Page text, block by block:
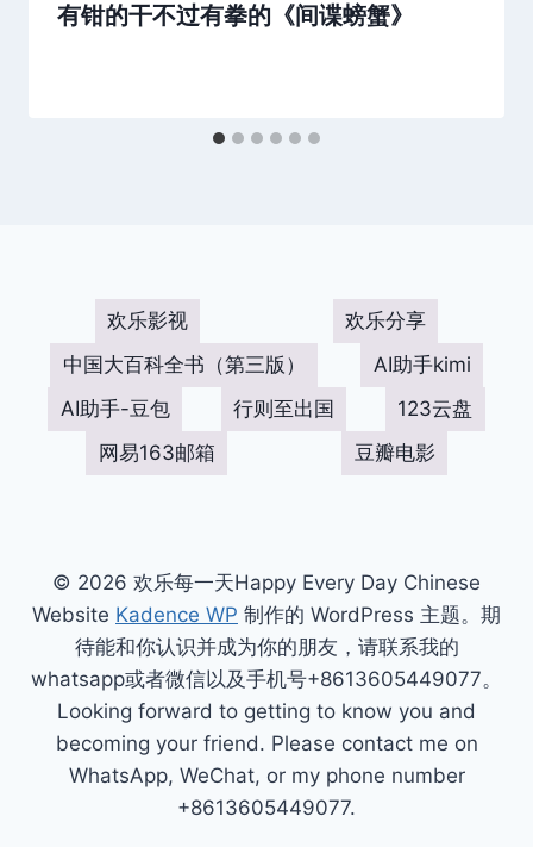
有钳的干不过有拳的《间谍螃蟹》
欢乐影视
欢乐分享
中国大百科全书（第三版）
AI助手kimi
AI助手-豆包
行则至出国
123云盘
网易163邮箱
豆瓣电影
© 2026 欢乐每一天Happy Every Day Chinese
Website Kadence WP 制作的 WordPress 主题。期
待能和你认识并成为你的朋友，请联系我的
whatsapp或者微信以及手机号+8613605449077。
Looking forward to getting to know you and
becoming your friend. Please contact me on
WhatsApp, WeChat, or my phone number
+8613605449077.